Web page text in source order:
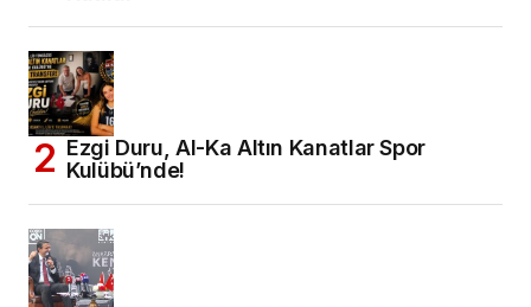
Ezgi Duru, Al-Ka Altın Kanatlar Spor
Kulübü’nde!